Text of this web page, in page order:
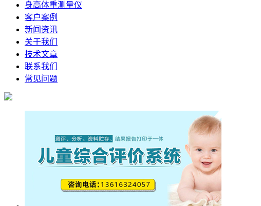
身高体重测量仪
客户案例
新闻资讯
关于我们
技术文章
联系我们
常见问题